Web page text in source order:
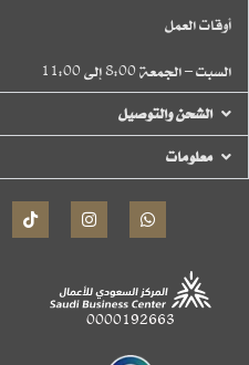
أوقات العمل
السبت – الجمعة 8:00 إلى 11:00
الشحن والتوصيل
معلومات
0000192663